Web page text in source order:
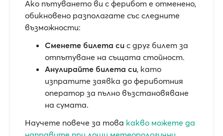
Ако пътуването ви с ферибот е отменено,
обикновено разполагате със следните
възможности:
Сменете билета си с друг билет за
отпътуване на същата стойност.
Анулирайте билета си, като
изпратите заявка до фериботния
оператор за пълно възстановяване
на сумата.
Научете повече за това какво можете да